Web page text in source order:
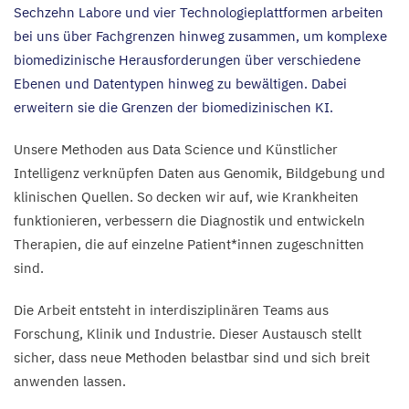
Über
Sechzehn Labore und vier Technologieplattformen arbeiten
bei uns über Fachgrenzen hinweg zusammen, um komplexe
biomedizinische Herausforderungen über verschiedene
Ebenen und Datentypen hinweg zu bewältigen. Dabei
erweitern sie die Grenzen der biomedizinischen KI.
Unsere Methoden aus Data Science und Künstlicher
Intelligenz verknüpfen Daten aus Genomik, Bildgebung und
klinischen Quellen. So decken wir auf, wie Krankheiten
funktionieren, verbessern die Diagnostik und entwickeln
Therapien, die auf einzelne Patient*innen zugeschnitten
sind.
Die Arbeit entsteht in interdisziplinären Teams aus
Forschung, Klinik und Industrie. Dieser Austausch stellt
sicher, dass neue Methoden belastbar sind und sich breit
anwenden lassen.